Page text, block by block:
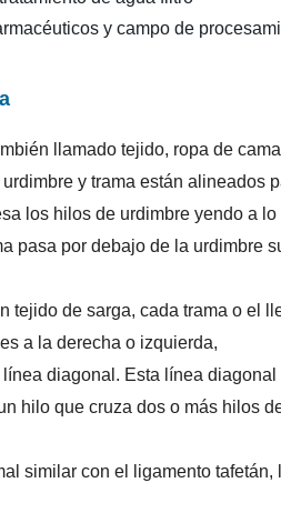
y campo de
llamado tejido, ropa de
y trama están alineados
los hilos de urdimbre yendo a
pasa por debajo de la urdimbre
tejido de sarga, cada trama o el
a la derecha o izquierda,
diagonal. Esta línea
hilo que cruza dos o más hilos
similar con el ligamento